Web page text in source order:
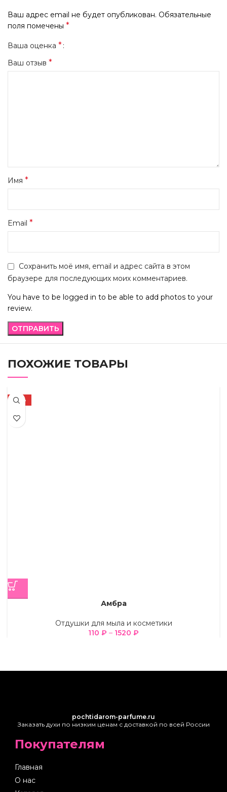
Ваш адрес email не будет опубликован. Обязательные
поля помечены *
Ваша оценка *
Ваш отзыв *
Имя *
Email *
Сохранить моё имя, email и адрес сайта в этом
браузере для последующих моих комментариев.
You have to be logged in to be able to add photos to your
review.
ПОХОЖИЕ ТОВАРЫ
-45%
Амбра
Отдушки для мыла и косметики
110 ₽ – 1520 ₽
pochtidarom-parfume.ru
Заказать духи по низким ценам с доставкой по всей России
Покупателям
Главная
О нас